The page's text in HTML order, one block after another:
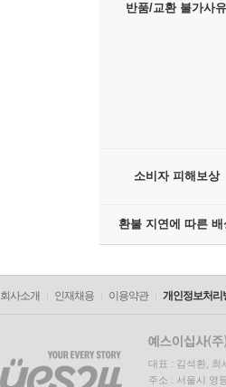
반품/교환 불가사유
소비자 피해보상
환불 지연에 따른 배
회사소개 인재채용 이용약관 개인정보처리
대표 : 김석환, 최
주소 : 서울시 영